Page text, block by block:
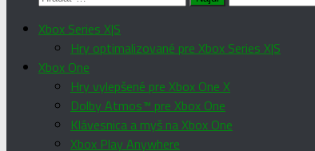
Xbox Series X|S
Hry optimalizované pre Xbox Series X|S
Xbox One
Hry vylepšené pre Xbox One X
Dolby Atmos™ pre Xbox One
Klávesnica a myš na Xbox One
Xbox Play Anywhere